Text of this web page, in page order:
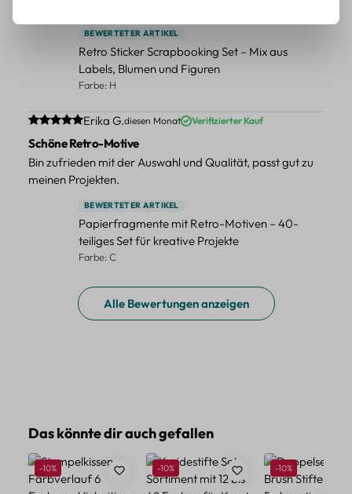
BEWERTETER ARTIKEL
Retro Sticker Scrapbooking Set – Mix aus
Labels, Blumen und Figuren
Farbe: H
Durchschnittliche Bewertung von 5 von 5 Sternen
Erika G.diesen Monat Verifizierter Kauf
Schöne Retro-Motive
Bin zufrieden mit der Auswahl und Qualität, passt gut zu
meinen Projekten.
BEWERTETER ARTIKEL
Papierfragmente mit Retro-Motiven – 40-
teiliges Set für kreative Projekte
Farbe: C
Alle Bewertungen anzeigen
Produktgalerie überspringen
Das könnte dir auch gefallen
Rabatt
-10% Rabatt
-10% Rabatt
-10%